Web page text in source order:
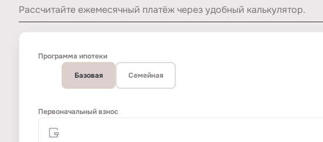
Рассчитайте ежемесячный платёж через удобный калькулятор.
Программа ипотеки
Базовая Семейная
Первоначальный взнос